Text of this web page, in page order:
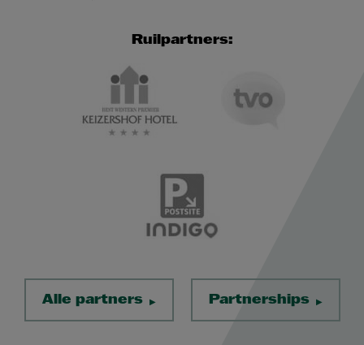
Ruilpartners:
Alle partners Partnerships